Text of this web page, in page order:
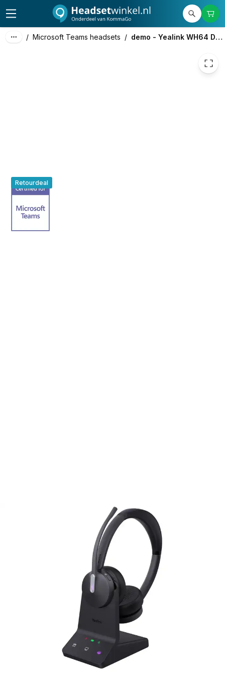
/ Microsoft Teams headsets / demo - Yealink WH64 Dual Teams
Retourdeal
94,00 excl. btw
113,74 incl. btw